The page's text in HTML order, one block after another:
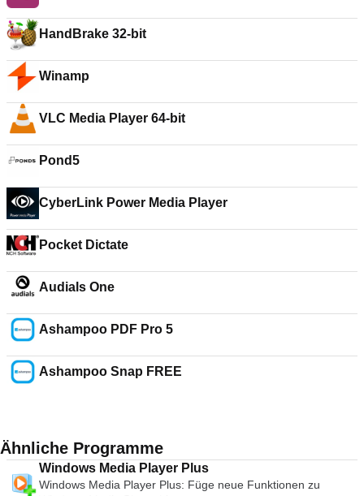
HandBrake 32-bit
Winamp
VLC Media Player 64-bit
Pond5
CyberLink Power Media Player
Pocket Dictate
Audials One
Ashampoo PDF Pro 5
Ashampoo Snap FREE
Ähnliche Programme
Windows Media Player Plus
Windows Media Player Plus: Füge neue Funktionen zu